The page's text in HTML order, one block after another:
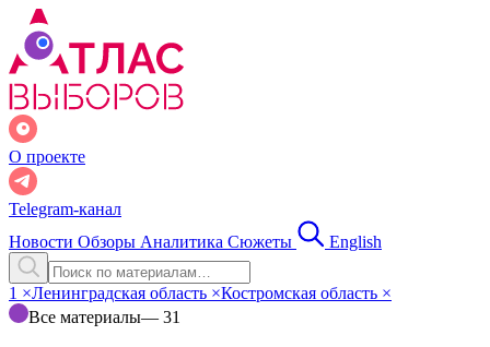
О проекте
Telegram-канал
Новости Обзоры Аналитика Сюжеты English
1 ×Ленинградская область ×Костромская область ×
Все материалы— 31